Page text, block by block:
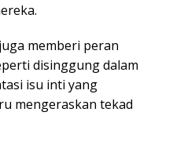
memberi peran
disinggung dalam
isu inti yang
mengeraskan tekad